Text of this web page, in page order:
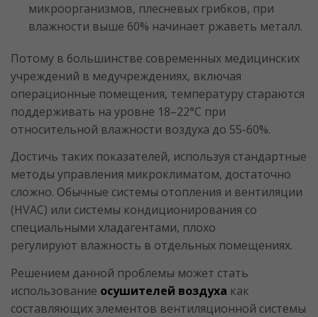
микроорганизмов, плесневых грибков, при
влажности выше 60% начинает ржаветь металл.
Потому в большинстве современных медицинских
учреждений в медучреждениях, включая
операционные помещения, температуру стараются
поддерживать на уровне 18–22°С при
относительной влажности воздуха до 55-60%.
Достичь таких показателей, используя стандартные
методы управления микроклиматом, достаточно
сложно. Обычные системы отопления и вентиляции
(HVAC) или системы кондиционирования со
специальными хладагентами, плохо
регулируют влажность в отдельных помещениях.
Решением данной проблемы может стать
использование осушителей воздуха как
составляющих элементов вентиляционной системы